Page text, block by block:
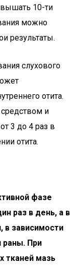
10-ти
можно
результаты.
слухового
отита.
средством и
3 до 4 раз в
отита.
фазе
раз в день, а в
в зависимости
раны. При
тканей мазь